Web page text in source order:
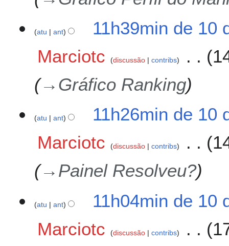
atu ant
11h39min de 10
Marciotc
discussão contribs
→ Gráfico Ranking
atu ant
11h26min de 10
Marciotc
discussão contribs
→ Painel Resolveu?
atu ant
11h04min de 10
Marciotc
discussão contribs